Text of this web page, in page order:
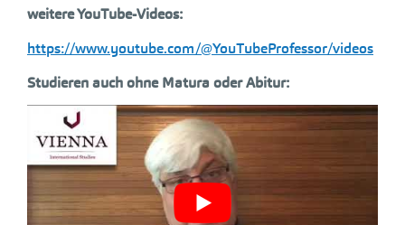
weitere YouTube-Videos:
https://www.youtube.com/@YouTubeProfessor/videos
Studieren auch ohne Matura oder Abitur: